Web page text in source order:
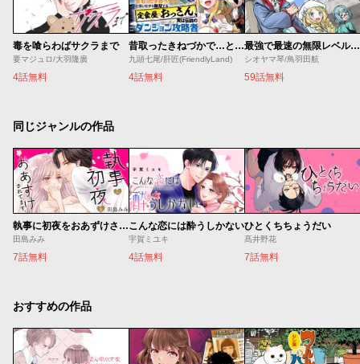
毒を喰らわばサクラまで
要マジュロ/大羽隆廣
4話無料
昔取ったきねづかで…と言いながら無双する定食屋のおっさん、実は伝説のダンジョン攻略者
九頭七尾/肝匠(FriendlyLand)
4話無料
最強で最速の無限レベルアップ ～スキル【経験値１０００倍】と【レベルフリー】でレベル上限の枷が外れた俺は無双する～
シオヤマ琴/鳥羽田航
59話無料
同じジャンルの作品
執事に初夜をおあずけされてます。
田島みみ
7話無料
こんな恋には酔うしかない
宇賀ミユキ
4話無料
ひとくちちょうだい
髙井野花
7話無料
おすすめの作品